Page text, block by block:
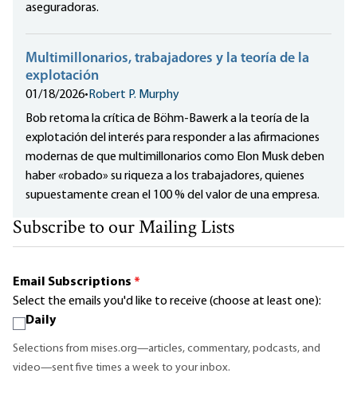
aseguradoras.
Multimillonarios, trabajadores y la teoría de la
explotación
01/18/2026•Robert P. Murphy
Bob retoma la crítica de Böhm-Bawerk a la teoría de la
explotación del interés para responder a las afirmaciones
modernas de que multimillonarios como Elon Musk deben
haber «robado» su riqueza a los trabajadores, quienes
supuestamente crean el 100 % del valor de una empresa.
Subscribe to our Mailing Lists
Email Subscriptions *
Select the emails you'd like to receive (choose at least one):
Daily
Selections from mises.org—articles, commentary, podcasts, and
video—sent five times a week to your inbox.